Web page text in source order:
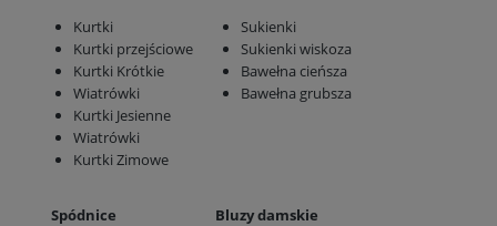
Kurtki
Kurtki przejściowe
Kurtki Krótkie
Wiatrówki
Kurtki Jesienne
Wiatrówki
Kurtki Zimowe
Sukienki
Sukienki wiskoza
Bawełna cieńsza
Bawełna grubsza
Spódnice Bluzy damskie